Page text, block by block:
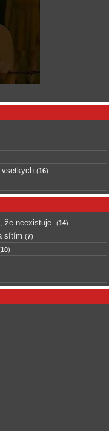
vsetkych (16)
že neexistuje. (14)
sítím (7)
10)